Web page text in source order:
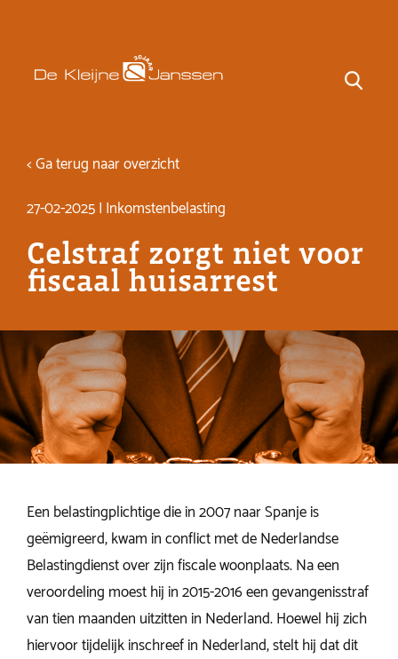
< Ga terug naar overzicht
27-02-2025 | Inkomstenbelasting
Celstraf zorgt niet voor
fiscaal huisarrest
Een belastingplichtige die in 2007 naar Spanje is
geëmigreerd, kwam in conflict met de Nederlandse
Belastingdienst over zijn fiscale woonplaats. Na een
veroordeling moest hij in 2015-2016 een gevangenisstraf
van tien maanden uitzitten in Nederland. Hoewel hij zich
hiervoor tijdelijk inschreef in Nederland, stelt hij dat dit